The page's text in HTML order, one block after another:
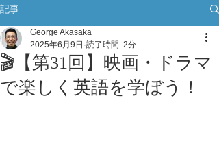
記事
🎬【第31回】映画・ドラマ
で楽しく英語を学ぼう！
George Akasaka
2025年6月9日 読了時間: 2分